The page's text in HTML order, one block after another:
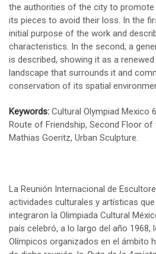
the authorities of the city to
its pieces to avoid their loss. In the
initial purpose of the work and
characteristics. In the second, a
is described, showing it as a
landscape that surrounds it and
conservation of its spatial
Keywords: Cultural Olympiad Mexico
Route of Friendship, Second Floor of
Mathias Goeritz, Urban Sculpture.
La Reunión Internacional de
actividades culturales y artísticas
integraron la Olimpiada Cultural
país celebró, a lo largo del año 1968,
Olímpicos organizados en el ámbito